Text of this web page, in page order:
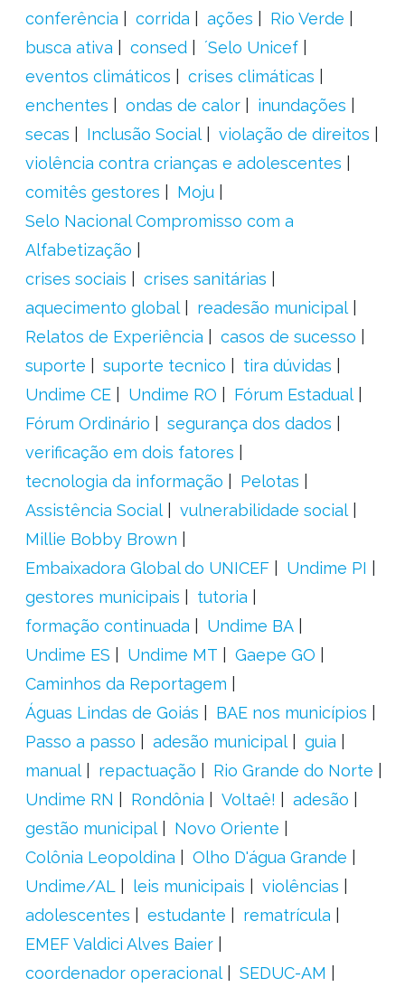
conferência
corrida ações
Rio Verde
busca ativa
consed
´Selo Unicef
eventos climáticos
crises climáticas
enchentes
ondas de calor
inundações
secas
Inclusão Social
violação de direitos
violência contra crianças e adolescentes
comitês gestores
Moju
Selo Nacional Compromisso com a
Alfabetização
crises sociais
crises sanitárias
aquecimento global
readesão municipal
Relatos de Experiência
casos de sucesso
suporte
suporte tecnico
tira dúvidas
Undime CE
Undime RO
Fórum Estadual
Fórum Ordinário
segurança dos dados
verificação em dois fatores
tecnologia da informação
Pelotas
Assistência Social
vulnerabilidade social
Millie Bobby Brown
Embaixadora Global do UNICEF
Undime PI
gestores municipais
tutoria
formação continuada
Undime BA
Undime ES
Undime MT
Gaepe GO
Caminhos da Reportagem
Águas Lindas de Goiás
BAE nos municípios
Passo a passo
adesão municipal
guia
manual
repactuação
Rio Grande do Norte
Undime RN
Rondônia Voltaê!
adesão
gestão municipal
Novo Oriente
Colônia Leopoldina
Olho D'água Grande
Undime/AL
leis municipais
violências
adolescentes
estudante
rematrícula
EMEF Valdici Alves Baier
coordenador operacional
SEDUC-AM